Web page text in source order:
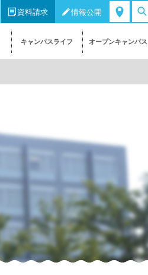
資料請求 情報公開
キャンパスライフ オープンキャンパス